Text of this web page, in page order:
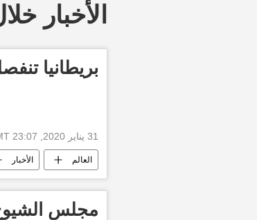
الأخبار خلال
بريطانيا
31 يناير 2020, 23:07 GMT
العالم الأخبار
مجلس